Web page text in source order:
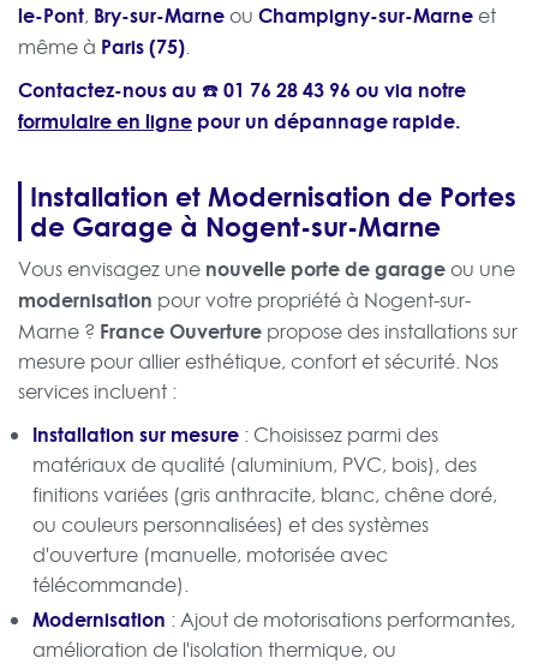
le-Pont, Bry-sur-Marneou Champigny-sur-Marne et
même à Paris (75).
Contactez-nous au ☎️01 76 28 43 96 ou via notre
formulaire en ligne pour un dépannage rapide.
Installation et Modernisation de Portes
de Garage à Nogent-sur-Marne
Vous envisagez une nouvelle porte de garageou une
modernisation pour votre propriété à Nogent-sur-
Marne ? France Ouverture propose des installations sur
mesure pour allier esthétique, confort et sécurité. Nos
services incluent :
Installation sur mesure : Choisissez parmi des
matériaux de qualité (aluminium, PVC, bois), des
finitions variées (gris anthracite, blanc, chêne doré,
ou couleurs personnalisées) et des systèmes
d'ouverture (manuelle, motorisée avec
télécommande).
Modernisation : Ajout de motorisations performantes,
amélioration de l'isolation thermique, ou